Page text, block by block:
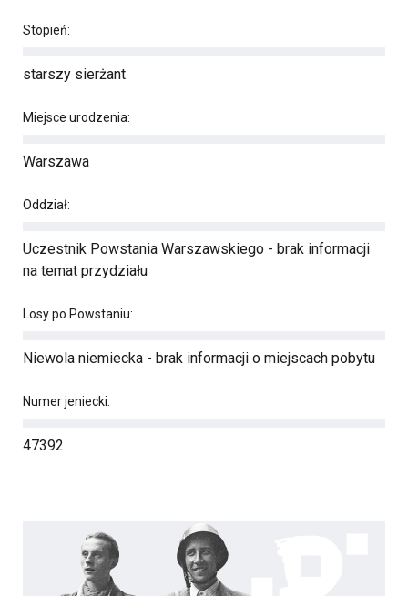
Stopień:
starszy sierżant
Miejsce urodzenia:
Warszawa
Oddział:
Uczestnik Powstania Warszawskiego - brak informacji
na temat przydziału
Losy po Powstaniu:
Niewola niemiecka - brak informacji o miejscach pobytu
Numer jeniecki:
47392